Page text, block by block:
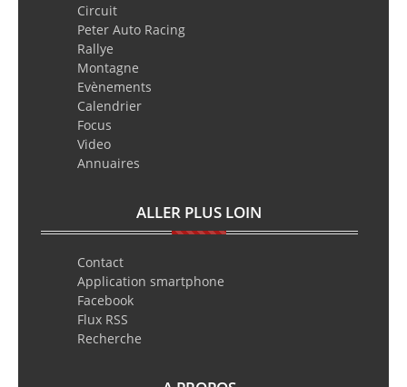
Circuit
Peter Auto Racing
Rallye
Montagne
Evènements
Calendrier
Focus
Video
Annuaires
ALLER PLUS LOIN
Contact
Application smartphone
Facebook
Flux RSS
Recherche